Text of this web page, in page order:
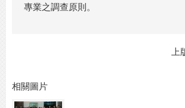
專業之調查原則。
相關圖片